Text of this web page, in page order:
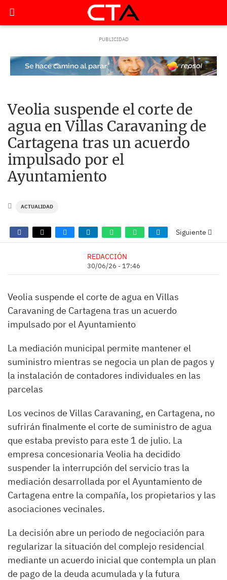
Veolia suspende el corte de
agua en Villas Caravaning de
Cartagena tras un acuerdo
impulsado por el
Ayuntamiento
ACTUALIDAD
Siguiente
REDACCIÓN
30/06/26 - 17:46
Veolia suspende el corte de agua en Villas
Caravaning de Cartagena tras un acuerdo
impulsado por el Ayuntamiento
La mediación municipal permite mantener el
suministro mientras se negocia un plan de pagos y
la instalación de contadores individuales en las
parcelas
Los vecinos de Villas Caravaning, en Cartagena, no
sufrirán finalmente el corte de suministro de agua
que estaba previsto para este 1 de julio. La
empresa concesionaria Veolia ha decidido
suspender la interrupción del servicio tras la
mediación desarrollada por el Ayuntamiento de
Cartagena entre la compañía, los propietarios y las
asociaciones vecinales.
La decisión abre un periodo de negociación para
regularizar la situación del complejo residencial
mediante un acuerdo inicial que contempla un plan
de pago de la deuda acumulada y la futura